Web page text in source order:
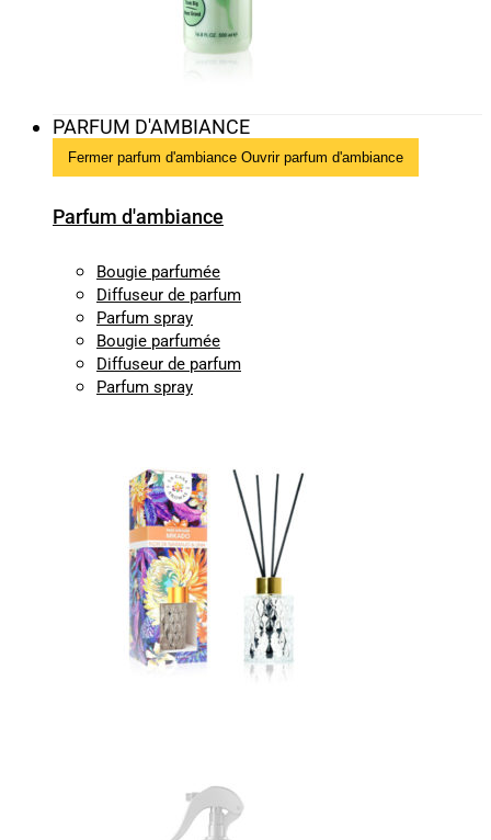
PARFUM D'AMBIANCE
Fermer parfum d'ambiance Ouvrir parfum d'ambiance
Parfum d'ambiance
Bougie parfumée
Diffuseur de parfum
Parfum spray
Bougie parfumée
Diffuseur de parfum
Parfum spray